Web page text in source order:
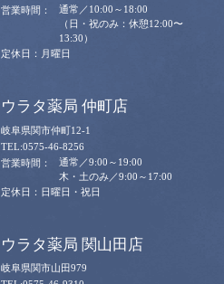
通常／10:00～18:00
（日・祝のみ：休憩12:00〜
13:30）
月曜日
ウラタ薬局 仲町店
岐阜県関市仲町12-1
0575-46-8256
通常／9:00～19:00
木・土のみ／9:00～17:00
日曜日・祝日
ウラタ薬局 関山田店
岐阜県関市山田979